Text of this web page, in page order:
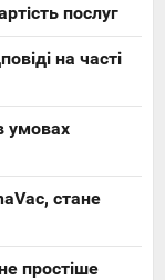
послуг
на часті
умовах
стане
простіше